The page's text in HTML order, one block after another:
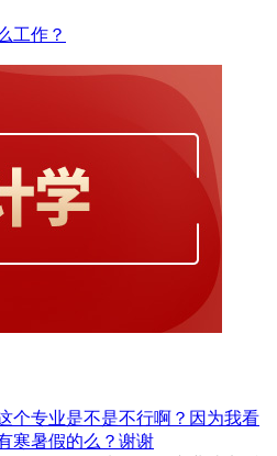
工作？
个专业是不是不行啊？因为我看
寒暑假的么？谢谢